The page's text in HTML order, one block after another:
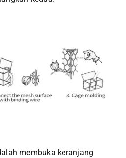
membuka keranjang